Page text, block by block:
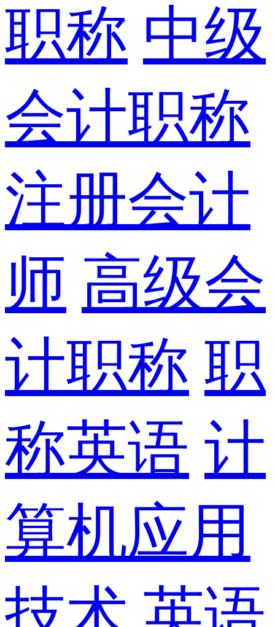
职称 中级
会计职称
注册会计
师 高级会
计职称 职
称英语 计
算机应用